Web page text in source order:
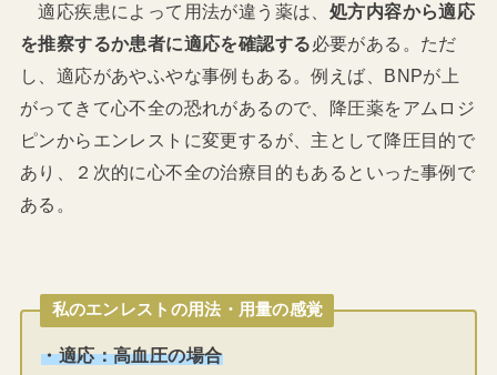
適応疾患によって用法が違う薬は、 処方内容から適応
を推察するか患者に適応を確認する必要がある。ただ
し、適応があやふやな事例もある。例えば、BNPが上
がってきて心不全の恐れがあるので、降圧薬をアムロジ
ピンからエンレストに変更するが、主として降圧目的で
あり、２次的に心不全の治療目的もあるといった事例で
ある。
私のエンレストの用法・用量の感覚
・適応：高血圧の場合